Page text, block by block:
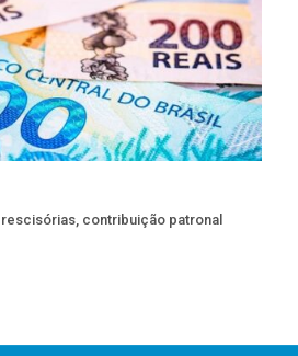
contribuição patronal